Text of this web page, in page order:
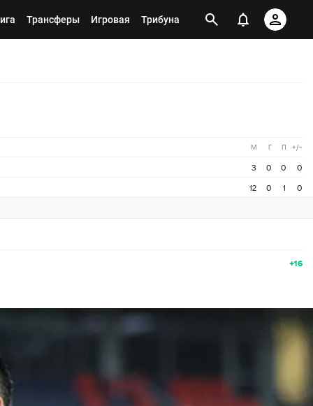
Трансферы Игровая Трибуна
М Г П +/−
3 0 0
0
12
0 1 0
+16